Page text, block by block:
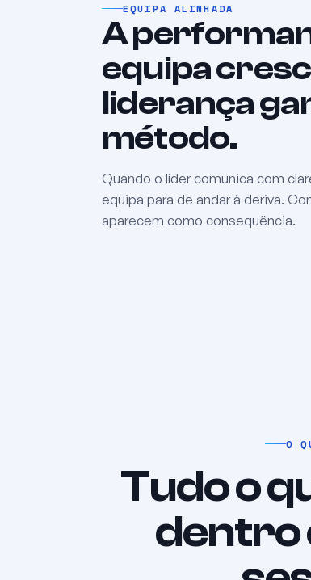
EQUIPA ALINHADA
A
equipa
liderança
método.
Quando o líder comunica com
equipa para de andar à deriva.
aparecem como consequência.
O
Tudo o
dentro